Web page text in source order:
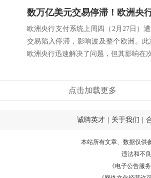
欧洲央行支付系统上周四（2月27日）
交易陷入停滞，影响波及整个欧洲。
欧洲央行迅速解决了问题，但其影响在
点击加载更多
诚聘英才 关于我们
本站所有文章、数据仅供
违法和不
《电子公告服务